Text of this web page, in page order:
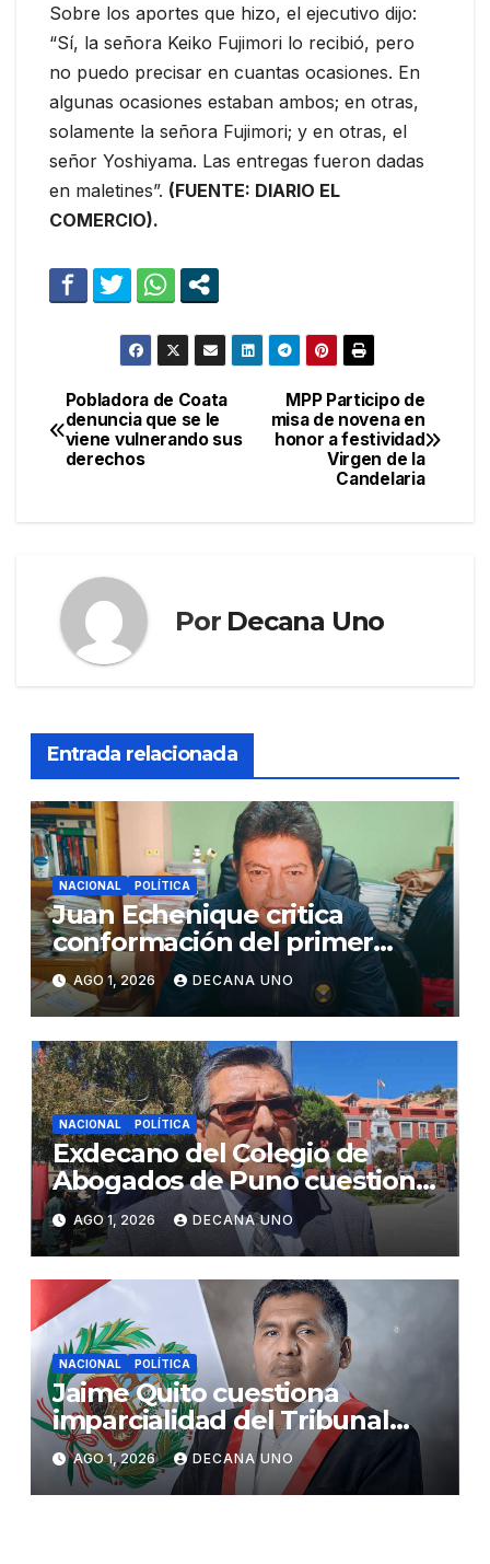
Sobre los aportes que hizo, el ejecutivo dijo:
“Sí, la señora Keiko Fujimori lo recibió, pero
no puedo precisar en cuantas ocasiones. En
algunas ocasiones estaban ambos; en otras,
solamente la señora Fujimori; y en otras, el
señor Yoshiyama. Las entregas fueron dadas
en maletines”. (FUENTE: DIARIO EL
COMERCIO).
Navegación
de
MPP Participo de
misa de novena en
honor a festividad
Virgen de la
Candelaria
Pobladora de Coata
denuncia que se le
viene vulnerando sus
derechos
Por Decana Uno
Entrada relacionada
NACIONAL POLÍTICA
Juan Echenique critica
conformación del primer
gabinete ministerial de Keiko
Fujimori
AGO 1, 2026 DECANA UNO
NACIONAL POLÍTICA
Exdecano del Colegio de
Abogados de Puno cuestiona
propuestas sobre seguridad
ciudadana
AGO 1, 2026 DECANA UNO
NACIONAL POLÍTICA
Jaime Quito cuestiona
imparcialidad del Tribunal
Constitucional tras liberación
de Ollanta Humala
AGO 1, 2026 DECANA UNO